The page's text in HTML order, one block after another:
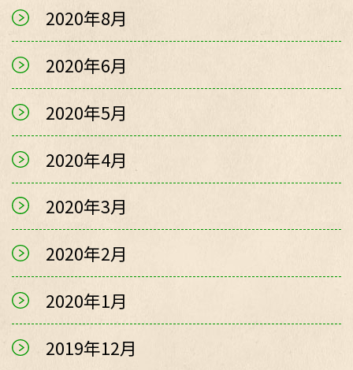
2020年8月
2020年6月
2020年5月
2020年4月
2020年3月
2020年2月
2020年1月
2019年12月